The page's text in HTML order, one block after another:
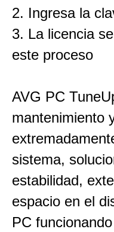
2. Ingresa la
3. La licencia
este proceso
AVG PC
mantenimiento
sistema,
estabilidad,
espacio en el
PC